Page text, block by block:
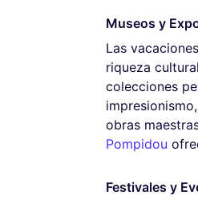
Museos y
Las
riqueza
colecciones
obras
Pompidou
Festivales y